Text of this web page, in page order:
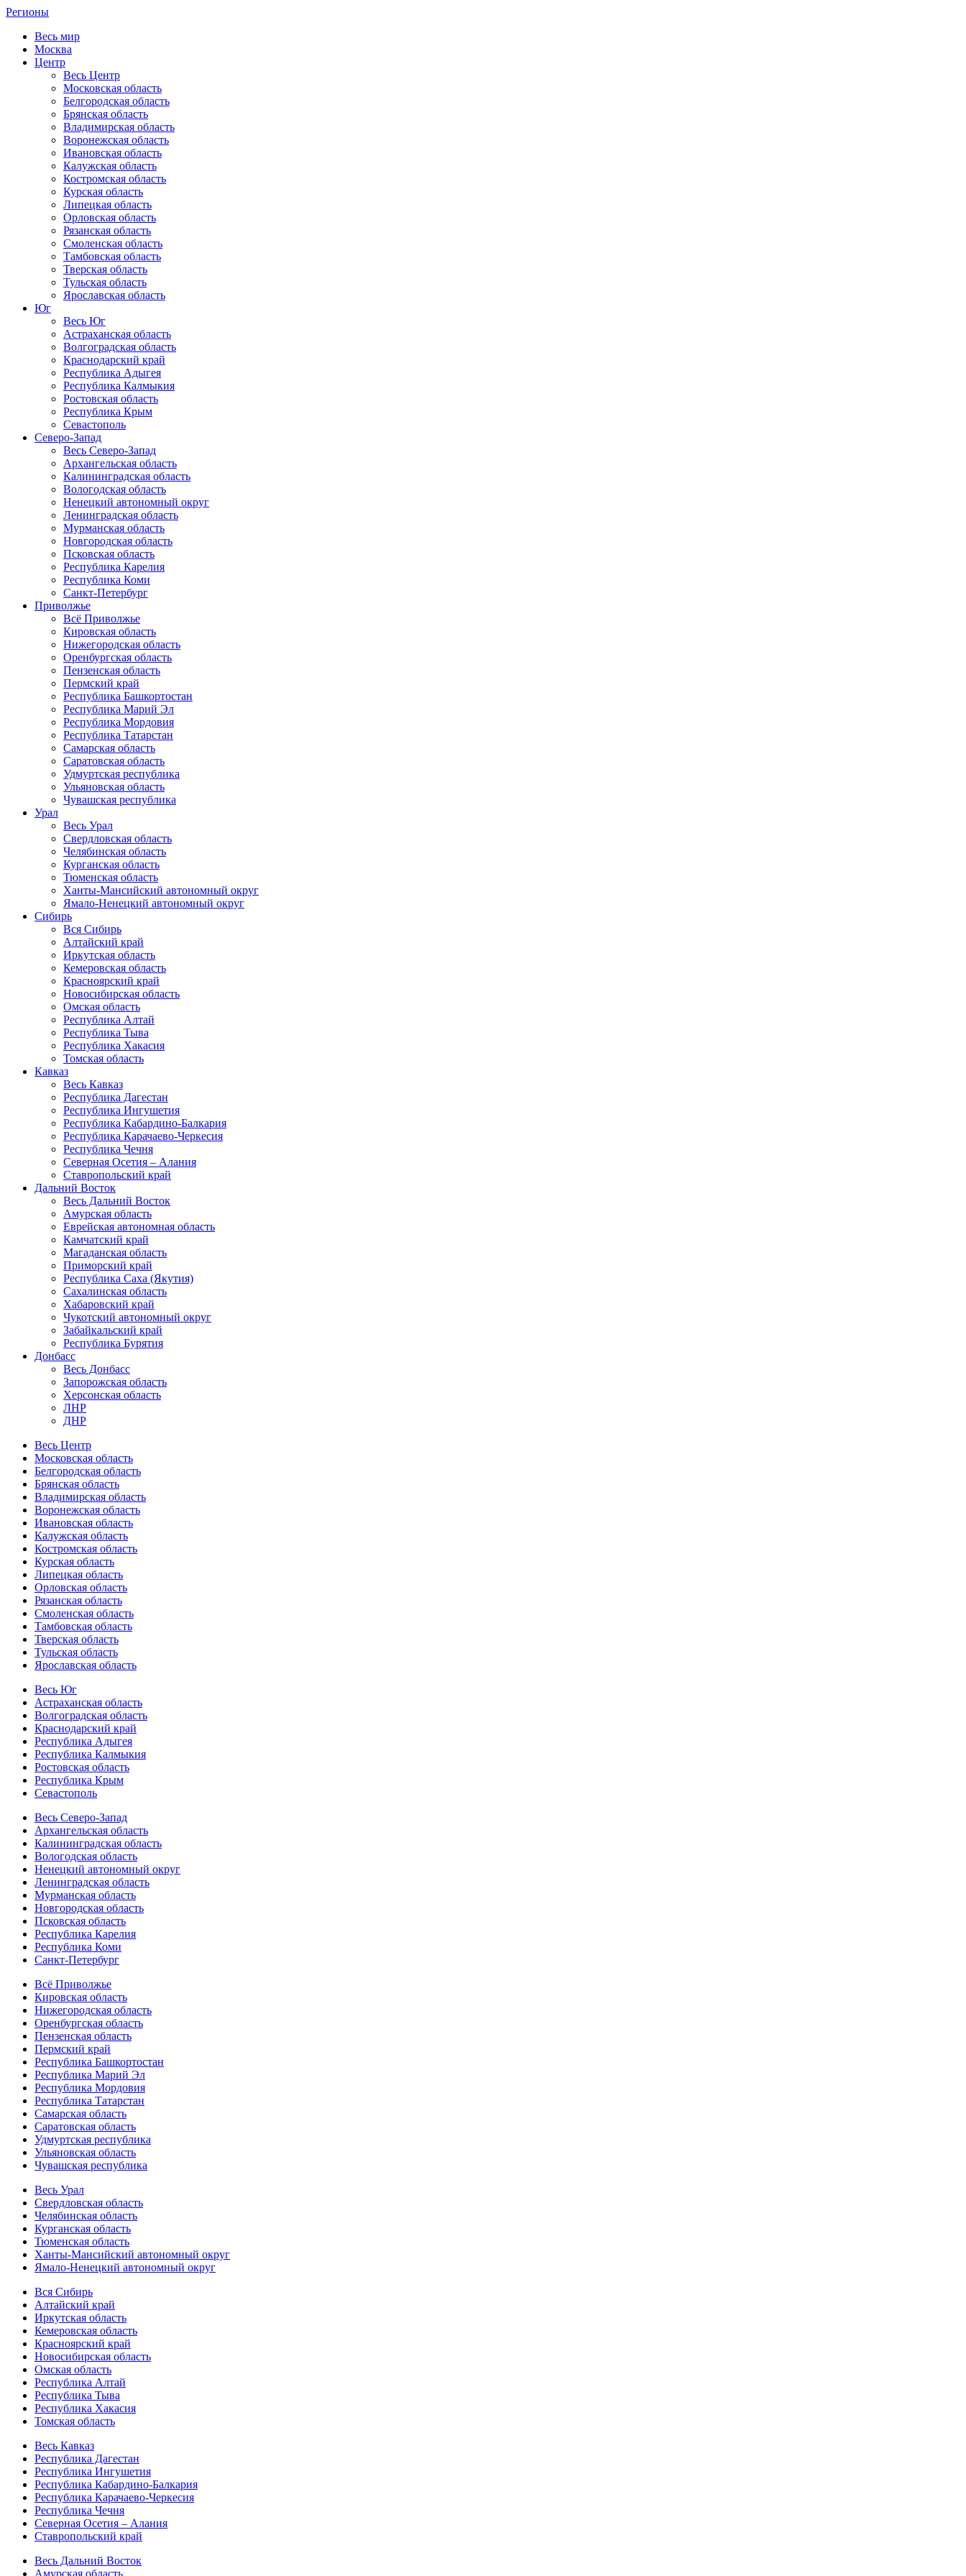
Регионы
Весь мир
Москва
Центр
Весь Центр
Московская область
Белгородская область
Брянская область
Владимирская область
Воронежская область
Ивановская область
Калужская область
Костромская область
Курская область
Липецкая область
Орловская область
Рязанская область
Смоленская область
Тамбовская область
Тверская область
Тульская область
Ярославская область
Юг
Весь Юг
Астраханская область
Волгоградская область
Краснодарский край
Республика Адыгея
Республика Калмыкия
Ростовская область
Республика Крым
Севастополь
Северо-Запад
Весь Северо-Запад
Архангельская область
Калининградская область
Вологодская область
Ненецкий автономный округ
Ленинградская область
Мурманская область
Новгородская область
Псковская область
Республика Карелия
Республика Коми
Санкт-Петербург
Приволжье
Всё Приволжье
Кировская область
Нижегородская область
Оренбургская область
Пензенская область
Пермский край
Республика Башкортостан
Республика Марий Эл
Республика Мордовия
Республика Татарстан
Самарская область
Саратовская область
Удмуртская республика
Ульяновская область
Чувашская республика
Урал
Весь Урал
Свердловская область
Челябинская область
Курганская область
Тюменская область
Ханты-Мансийский автономный округ
Ямало-Ненецкий автономный округ
Сибирь
Вся Сибирь
Алтайский край
Иркутская область
Кемеровская область
Красноярский край
Новосибирская область
Омская область
Республика Алтай
Республика Тыва
Республика Хакасия
Томская область
Кавказ
Весь Кавказ
Республика Дагестан
Республика Ингушетия
Республика Кабардино-Балкария
Республика Карачаево-Черкесия
Республика Чечня
Северная Осетия – Алания
Ставропольский край
Дальний Восток
Весь Дальний Восток
Амурская область
Еврейская автономная область
Камчатский край
Магаданская область
Приморский край
Республика Саха (Якутия)
Сахалинская область
Хабаровский край
Чукотский автономный округ
Забайкальский край
Республика Бурятия
Донбасс
Весь Донбасс
Запорожская область
Херсонская область
ЛНР
ДНР
Весь Центр
Московская область
Белгородская область
Брянская область
Владимирская область
Воронежская область
Ивановская область
Калужская область
Костромская область
Курская область
Липецкая область
Орловская область
Рязанская область
Смоленская область
Тамбовская область
Тверская область
Тульская область
Ярославская область
Весь Юг
Астраханская область
Волгоградская область
Краснодарский край
Республика Адыгея
Республика Калмыкия
Ростовская область
Республика Крым
Севастополь
Весь Северо-Запад
Архангельская область
Калининградская область
Вологодская область
Ненецкий автономный округ
Ленинградская область
Мурманская область
Новгородская область
Псковская область
Республика Карелия
Республика Коми
Санкт-Петербург
Всё Приволжье
Кировская область
Нижегородская область
Оренбургская область
Пензенская область
Пермский край
Республика Башкортостан
Республика Марий Эл
Республика Мордовия
Республика Татарстан
Самарская область
Саратовская область
Удмуртская республика
Ульяновская область
Чувашская республика
Весь Урал
Свердловская область
Челябинская область
Курганская область
Тюменская область
Ханты-Мансийский автономный округ
Ямало-Ненецкий автономный округ
Вся Сибирь
Алтайский край
Иркутская область
Кемеровская область
Красноярский край
Новосибирская область
Омская область
Республика Алтай
Республика Тыва
Республика Хакасия
Томская область
Весь Кавказ
Республика Дагестан
Республика Ингушетия
Республика Кабардино-Балкария
Республика Карачаево-Черкесия
Республика Чечня
Северная Осетия – Алания
Ставропольский край
Весь Дальний Восток
Амурская область